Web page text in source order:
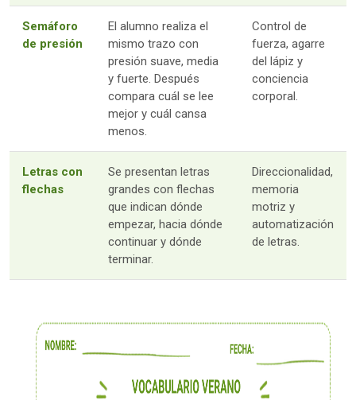
Semáforo
de presión
El alumno realiza el
mismo trazo con
presión suave, media
y fuerte. Después
compara cuál se lee
mejor y cuál cansa
menos.
Control de
fuerza, agarre
del lápiz y
conciencia
corporal.
Letras con
flechas
Se presentan letras
grandes con flechas
que indican dónde
empezar, hacia dónde
continuar y dónde
terminar.
Direccionalidad,
memoria
motriz y
automatización
de letras.